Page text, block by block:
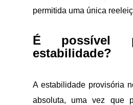
permitida uma única
É possível
estabilidade?
A estabilidade provisória
absoluta, uma vez que